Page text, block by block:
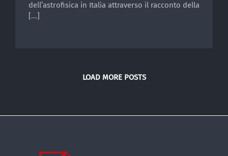
dell’astrofisica in Italia attraverso il racconto della
[...]
LOAD MORE POSTS